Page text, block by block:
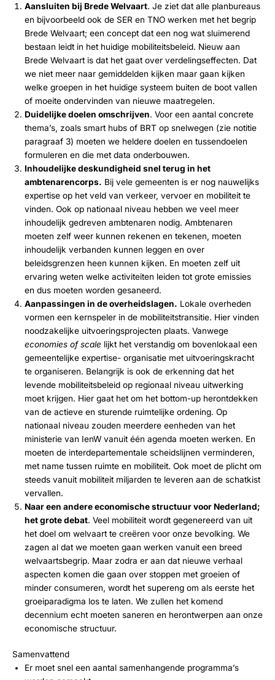
Aansluiten bij Brede Welvaart. Je ziet dat alle planbureaus
en bijvoorbeeld ook de SER en TNO werken met het begrip
Brede Welvaart; een concept dat een nog wat sluimerend
bestaan leidt in het huidige mobiliteitsbeleid. Nieuw aan
Brede Welvaart is dat het gaat over verdelingseffecten. Dat
we niet meer naar gemiddelden kijken maar gaan kijken
welke groepen in het huidige systeem buiten de boot vallen
of moeite ondervinden van nieuwe maatregelen.
Duidelijke doelen omschrijven. Voor een aantal concrete
thema’s, zoals smart hubs of BRT op snelwegen (zie notitie
paragraaf 3) moeten we heldere doelen en tussendoelen
formuleren en die met data onderbouwen.
Inhoudelijke deskundigheid snel terug in het
ambtenarencorps. Bij vele gemeenten is er nog nauwelijks
expertise op het veld van verkeer, vervoer en mobiliteit te
vinden. Ook op nationaal niveau hebben we veel meer
inhoudelijk gedreven ambtenaren nodig. Ambtenaren
moeten zelf weer kunnen rekenen en tekenen, moeten
inhoudelijk verbanden kunnen leggen en over
beleidsgrenzen heen kunnen kijken. En moeten zelf uit
ervaring weten welke activiteiten leiden tot grote emissies
en dus moeten worden gesaneerd.
Aanpassingen in de overheidslagen. Lokale overheden
vormen een kernspeler in de mobiliteitstransitie. Hier vinden
noodzakelijke uitvoeringsprojecten plaats. Vanwege
economies of scale lijkt het verstandig om bovenlokaal een
gemeentelijke expertise- organisatie met uitvoeringskracht
te organiseren. Belangrijk is ook de erkenning dat het
levende mobiliteitsbeleid op regionaal niveau uitwerking
moet krijgen. Hier gaat het om het bottom-up herontdekken
van de actieve en sturende ruimtelijke ordening. Op
nationaal niveau zouden meerdere eenheden van het
ministerie van IenW vanuit één agenda moeten werken. En
moeten de interdepartementale scheidslijnen verminderen,
met name tussen ruimte en mobiliteit. Ook moet de plicht om
steeds vanuit mobiliteit miljarden te leveren aan de schatkist
vervallen.
Naar een andere economische structuur voor Nederland;
het grote debat. Veel mobiliteit wordt gegenereerd van uit
het doel om welvaart te creëren voor onze bevolking. We
zagen al dat we moeten gaan werken vanuit een breed
welvaartsbegrip. Maar zodra er aan dat nieuwe verhaal
aspecten komen die gaan over stoppen met groeien of
minder consumeren, wordt het supereng om als eerste het
groeiparadigma los te laten. We zullen het komend
decennium echt moeten saneren en herontwerpen aan onze
economische structuur.
Samenvattend
Er moet snel een aantal samenhangende programma’s